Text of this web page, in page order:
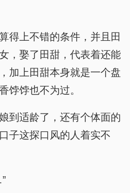
得上不错的条件，并且田
，娶了田甜，代表着还能
加上田甜本身就是一个盘
饽饽也不为过。
到适龄了，还有个体面的
子这探口风的人着实不